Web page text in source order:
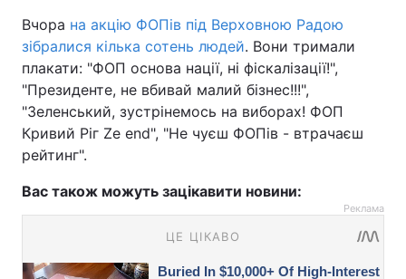
Вчора на акцію ФОПів під Верховною Радою
зібралися кілька сотень людей. Вони тримали
плакати: "ФОП основа нації, ні фіскалізації!",
"Президенте, не вбивай малий бізнес!!!",
"Зеленський, зустрінемось на виборах! ФОП
Кривий Ріг Ze end", "Не чуєш ФОПів - втрачаєш
рейтинг".
Вас також можуть зацікавити новини:
Реклама